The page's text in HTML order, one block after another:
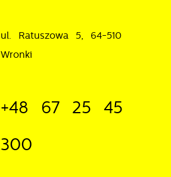
ul. Ratuszowa 5, 64-510
Wronki
+48 67 25 45
300